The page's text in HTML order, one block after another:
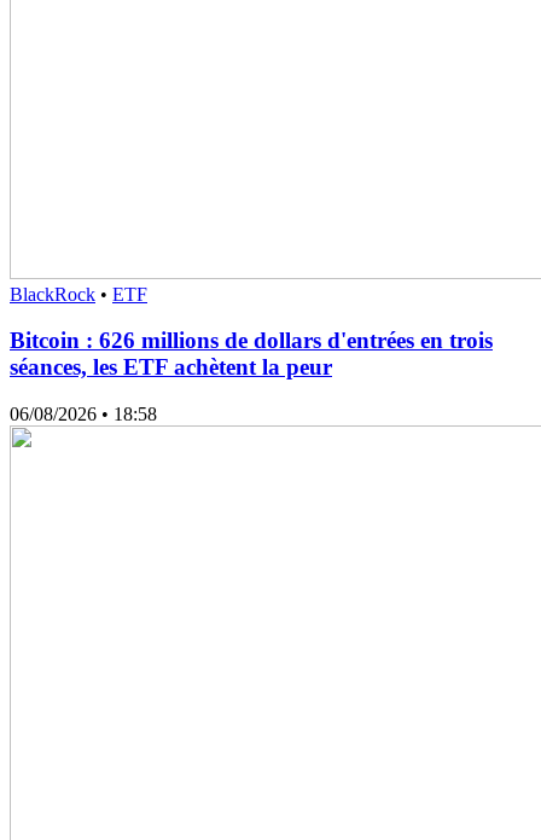
BlackRock • ETF
Bitcoin : 626 millions de dollars d'entrées en trois
séances, les ETF achètent la peur
06/08/2026 • 18:58